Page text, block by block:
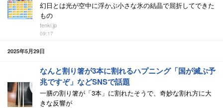
幻日とは光が空中に浮かぶ小さな氷の結晶で屈折してできた
もの
tenki.jp
09:17
2025年5月29日
なんと割り箸が3本に割れるハプニング「国が滅ぶ予
兆ですぞ」などSNSで話題
一膳の割り箸が「3本」に割れたそうで、奇妙な割れ方に大
きな反響が